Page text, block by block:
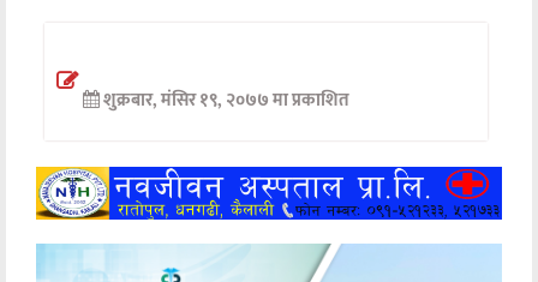
अन्तर्वार्ता
खेलकुद
मनोरञ्जन
अन्य
शुक्रबार, मंसिर १९, २०७७ मा प्रकाशित